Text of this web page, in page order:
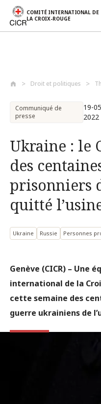
COMITÉ INTERNATIONAL DE
LA CROIX-ROUGE
Droit et politiques
Communiqué de
presse
19-
2022
Ukraine : le
des
prisonniers
quitté
Ukraine Russie Personnes
Genève (CICR) – Une
international de la
cette semaine des
guerre ukrainiens de